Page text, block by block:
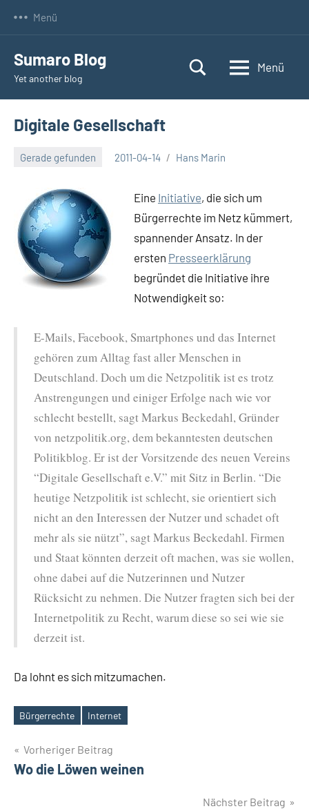
Menü
Sumaro Blog
Yet another blog
Menü
Digitale Gesellschaft
Gerade gefunden 2011-04-14 Hans Marin
Eine Initiative, die sich um
Bürgerrechte im Netz kümmert,
spannender Ansatz. In der
ersten Presseerklärung
begründet die Initiative ihre
Notwendigkeit so:
E-Mails, Facebook, Smartphones und das Internet
gehören zum Alltag fast aller Menschen in
Deutschland. Doch um die Netzpolitik ist es trotz
Anstrengungen und einiger Erfolge nach wie vor
schlecht bestellt, sagt Markus Beckedahl, Gründer
von netzpolitik.org, dem bekanntesten deutschen
Politikblog. Er ist der Vorsitzende des neuen Vereins
“Digitale Gesellschaft e.V.” mit Sitz in Berlin. “Die
heutige Netzpolitik ist schlecht, sie orientiert sich
nicht an den Interessen der Nutzer und schadet oft
mehr als sie nützt”, sagt Markus Beckedahl. Firmen
und Staat könnten derzeit oft machen, was sie wollen,
ohne dabei auf die Nutzerinnen und Nutzer
Rücksicht zu nehmen. Die Nutzer fragten sich bei der
Internetpolitik zu Recht, warum diese so sei wie sie
derzeit ist.
Da lohnt es sich mitzumachen.
Schlagwörter
Bürgerrechte Internet
Beitragsnavigation
Vorheriger Beitrag
Wo die Löwen weinen
Nächster Beitrag